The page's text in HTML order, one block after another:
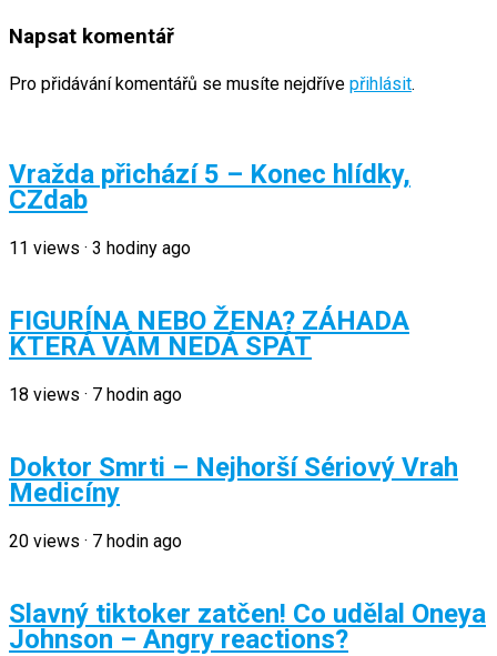
Napsat komentář
Pro přidávání komentářů se musíte nejdříve přihlásit.
Vražda přichází 5 – Konec hlídky,
CZdab
11 views · 3 hodiny ago
FIGURÍNA NEBO ŽENA? ZÁHADA
KTERÁ VÁM NEDÁ SPÁT
18 views · 7 hodin ago
Doktor Smrti – Nejhorší Sériový Vrah
Medicíny
20 views · 7 hodin ago
Slavný tiktoker zatčen! Co udělal Oneya
Johnson – Angry reactions?